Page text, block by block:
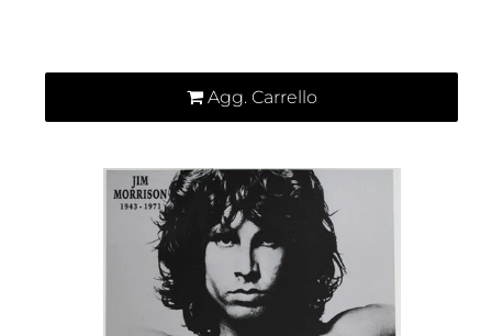
Agg. Carrello